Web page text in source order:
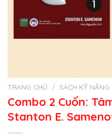
TRANG CHỦ / SÁCH KỸ NĂNG
Combo 2 Cuốn:
Stanton E.